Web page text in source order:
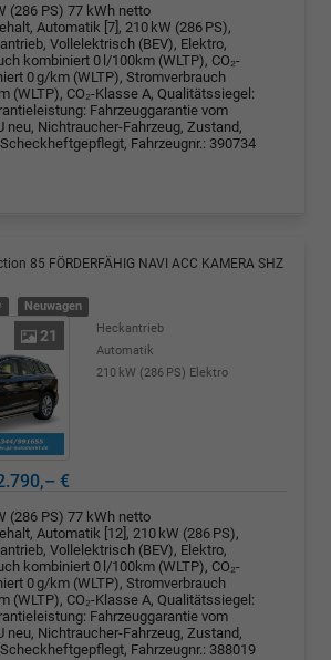
(286 PS) 77 kWh netto
Automatik [7], 210 kW (286 PS),
Vollelektrisch (BEV), Elektro,
kombiniert 0 l/100km (WLTP), CO₂-
0 g/km (WLTP), Stromverbrauch
(WLTP), CO₂-Klasse A, Qualitätssiegel:
Fahrzeuggarantie vom
neu, Nichtraucher-Fahrzeug, Zustand,
Fahrzeugnr.: 390734
85 FÖRDERFÄHIG NAVI ACC KAMERA SHZ
Neuwagen
21
Heckantrieb
Automatik
210 kW (286 PS) Elektro
€
(286 PS) 77 kWh netto
Automatik [12], 210 kW (286 PS),
Vollelektrisch (BEV), Elektro,
kombiniert 0 l/100km (WLTP), CO₂-
0 g/km (WLTP), Stromverbrauch
(WLTP), CO₂-Klasse A, Qualitätssiegel:
Fahrzeuggarantie vom
neu, Nichtraucher-Fahrzeug, Zustand,
Fahrzeugnr.: 388019